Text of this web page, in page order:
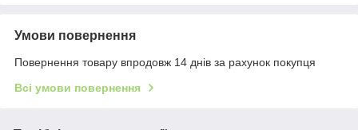
Умови повернення
Повернення товару впродовж 14 днів за рахунок покупця
Всі умови повернення